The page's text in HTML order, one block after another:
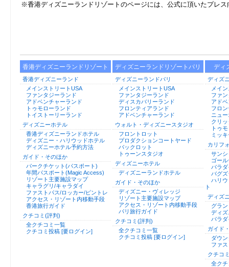
※香港ディズニーランドリゾートのページには、公式に頂いたプレ
香港ディズニーランドリゾート
香港ディズニーランド
メインストリートUSA
ファンタジーランド
アドベンチャーランド
トゥモローランド
トイストーリーランド
ディズニーホテル
香港ディズニーランドホテル
ディズニー・ハリウッドホテル
ディズニーホテル予約方法
ガイド・そのほか
パークチケット(パスポート)
年間パスポート(Magic Access)
リゾート主要施設マップ
キャラグリ/キャラダイ
ファストパス/ロッカー/ピントレ
アクセス・リゾート内移動手段
香港旅行ガイド
クチコミ(評判)
全クチコミ一覧
クチコミ投稿 [要ログイン]
ディズニーランドリゾートパリ
ディズニーランドパリ
メインストリートUSA
ファンタジーランド
ディスカバリーランド
フロンティアランド
アドベンチャーランド
ウォルト・ディズニースタジオ
フロントロット
プロダクションコートヤード
バックロット
トゥーンスタジオ
ディズニーホテル
ディズニーランドホテル
ガイド・そのほか
ディズニー・ヴィレッジ
リゾート主要施設マップ
アクセス・リゾート内移動手段
パリ旅行ガイド
クチコミ(評判)
全クチコミ一覧
クチコミ投稿 [要ログイン]
ディ
ディズ
メイ
ファ
アド
フロ
ニュ
クリ
トゥ
ミッ
カリフ
サン
ゴー
パラ
バグ
ハリ
ト
ディズ
グラ
ディ
パラ
ガイド
ダウ
ファ
クチコ
全ク